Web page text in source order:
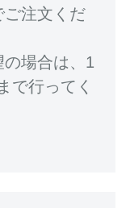
ご注文くだ
場合は、1
で行ってく